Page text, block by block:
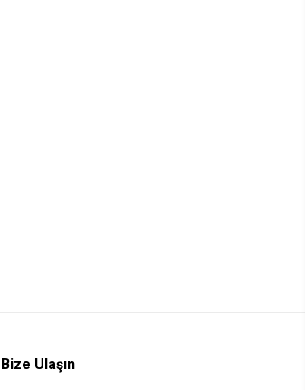
Bize Ulaşın